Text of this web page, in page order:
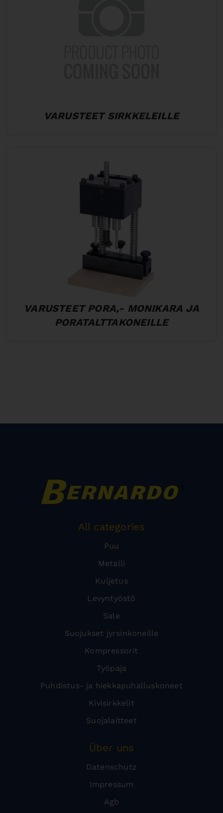
VARUSTEET SIRKKELEILLE
VARUSTEET PORA,- MONIKARA JA
PORATALTTAKONEILLE
All categories
Puu
Metalli
Kuljetus
Levyntyöstö
Sale
Suojukset jyrsinkoneille
Kompressorit
Työpaja
Puhdistus- ja hiekkapuhalluskoneet
Kivisirkkelit
Suojalaitteet
Über uns
Datenschutz
Impressum
Agb